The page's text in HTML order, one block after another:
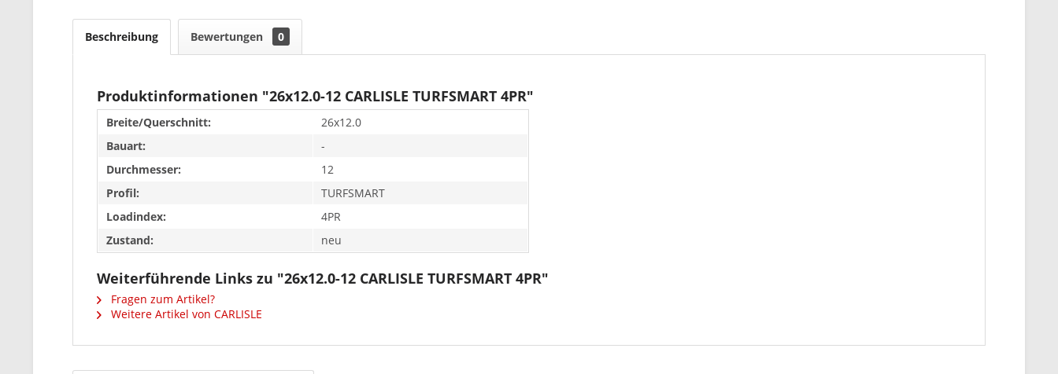
Beschreibung Bewertungen 0
Produktinformationen "26x12.0-12 CARLISLE TURFSMART 4PR"
Breite/Querschnitt:
26x12.0
Bauart:
-
Durchmesser:
12
Profil:
TURFSMART
Loadindex:
4PR
Zustand:
neu
Weiterführende Links zu "26x12.0-12 CARLISLE TURFSMART 4PR"
Fragen zum Artikel?
Weitere Artikel von CARLISLE